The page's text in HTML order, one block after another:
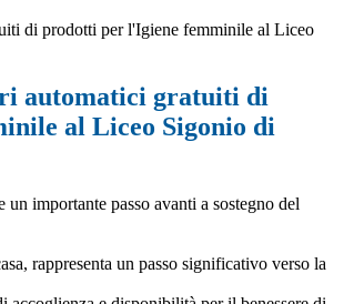
di prodotti per l'Igiene femminile al Liceo
automatici gratuiti di
al Liceo Sigonio di
importante passo avanti a sostegno del
rappresenta un passo significativo verso la